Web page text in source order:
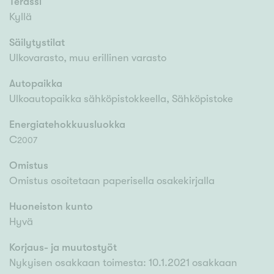
Kyllä
Säilytystilat
Ulkovarasto, muu erillinen varasto
Autopaikka
Ulkoautopaikka sähköpistokkeella, Sähköpistoke
Energiatehokkuusluokka
C2007
Omistus
Omistus osoitetaan paperisella osakekirjalla
Huoneiston kunto
Hyvä
Korjaus- ja muutostyöt
Nykyisen osakkaan toimesta: 10.1.2021 osakkaan